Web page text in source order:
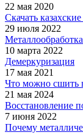
22 мая 2020
Скачать
29 июля 2022
10 марта 2022
Демеркуризация
17 мая 2021
Что можно сшить
21 мая 2024
Восстановление
7 июня 2022
Почему